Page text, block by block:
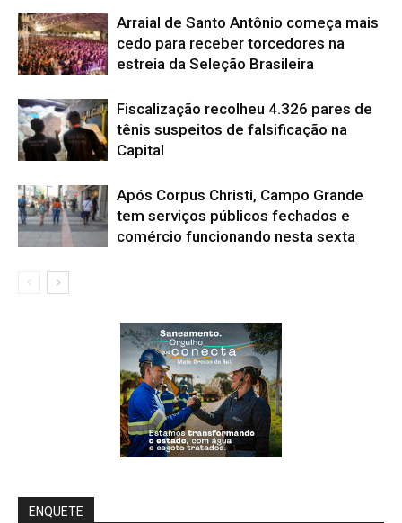
Arraial de Santo Antônio começa mais
cedo para receber torcedores na
estreia da Seleção Brasileira
Fiscalização recolheu 4.326 pares de
tênis suspeitos de falsificação na
Capital
Após Corpus Christi, Campo Grande
tem serviços públicos fechados e
comércio funcionando nesta sexta
ENQUETE